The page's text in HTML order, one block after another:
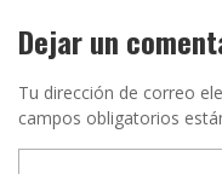
Dejar un
Tu dirección de correo
campos obligatorios